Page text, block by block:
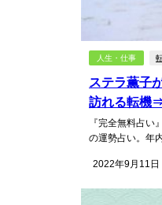
人生・仕事
ステラ薫子
訪れる転機
『完全無料占い
の運勢占い。年
2022年9月11日